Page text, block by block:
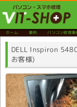
ホーム 事例 パソコン修理事
DELL Inspiron
お客様)